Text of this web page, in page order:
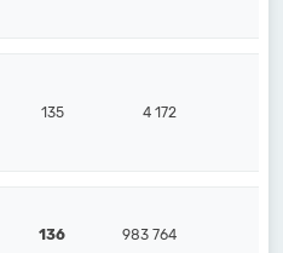
135 4 172
136 983 764